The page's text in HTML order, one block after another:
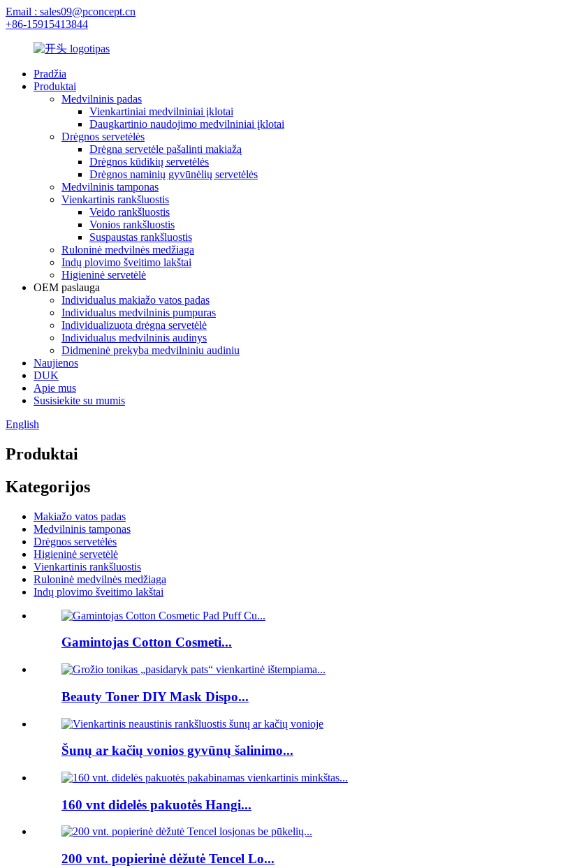
Email : sales09@pconcept.cn
+86-15915413844
Pradžia
Produktai
Medvilninis padas
Vienkartiniai medvilniniai įklotai
Daugkartinio naudojimo medvilniniai įklotai
Drėgnos servetėlės
Drėgna servetėle pašalinti makiažą
Drėgnos kūdikių servetėlės
Drėgnos naminių gyvūnėlių servetėlės
Medvilninis tamponas
Vienkartinis rankšluostis
Veido rankšluostis
Vonios rankšluostis
Suspaustas rankšluostis
Ruloninė medvilnės medžiaga
Indų plovimo šveitimo lakštai
Higieninė servetėlė
OEM paslauga
Individualus makiažo vatos padas
Individualus medvilninis pumpuras
Individualizuota drėgna servetėlė
Individualus medvilninis audinys
Didmeninė prekyba medvilniniu audiniu
Naujienos
DUK
Apie mus
Susisiekite su mumis
English
Produktai
Kategorijos
Makiažo vatos padas
Medvilninis tamponas
Drėgnos servetėlės
Higieninė servetėlė
Vienkartinis rankšluostis
Ruloninė medvilnės medžiaga
Indų plovimo šveitimo lakštai
Gamintojas Cotton Cosmeti...
Beauty Toner DIY Mask Dispo...
Šunų ar kačių vonios gyvūnų šalinimo...
160 vnt didelės pakuotės Hangi...
200 vnt. popierinė dėžutė Tencel Lo...